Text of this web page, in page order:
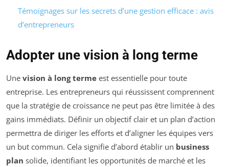
Témoignages sur les secrets d’une gestion efficace : avis
d’entrepreneurs
Adopter une vision à long terme
Une vision à long terme est essentielle pour toute
entreprise. Les entrepreneurs qui réussissent comprennent
que la stratégie de croissance ne peut pas être limitée à des
gains immédiats. Définir un objectif clair et un plan d’action
permettra de diriger les efforts et d’aligner les équipes vers
un but commun. Cela signifie d’abord établir un business
plan solide, identifiant les opportunités de marché et les